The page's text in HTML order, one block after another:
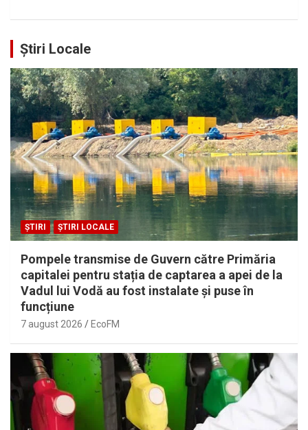
Știri Locale
ȘTIRI ȘTIRI LOCALE
Pompele transmise de Guvern către Primăria
capitalei pentru stația de captarea a apei de la
Vadul lui Vodă au fost instalate și puse în
funcțiune
7 august 2026 EcoFM